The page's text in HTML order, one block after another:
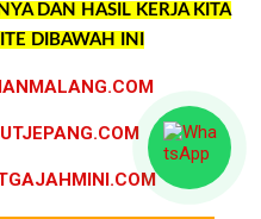
DAN HASIL KERJA KITA
DIBAWAH INI